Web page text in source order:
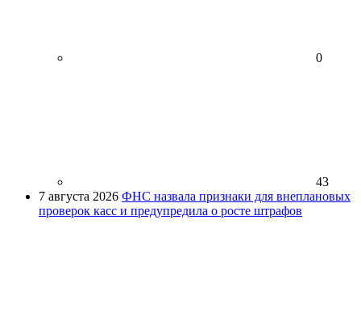
0
43
7 августа 2026 ФНС назвала признаки для внеплановых
проверок касс и предупредила о росте штрафов